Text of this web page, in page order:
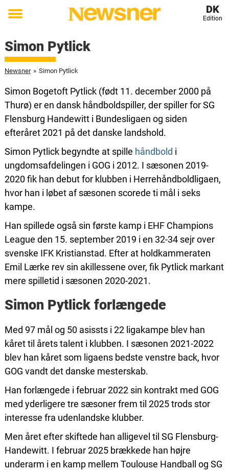
Toggle
DK
Edition
Simon Pytlick
Newsner » Simon Pytlick
Simon Bogetoft Pytlick (født 11. december 2000 på
Thurø) er en dansk håndboldspiller, der spiller for SG
Flensburg Handewitt i Bundesligaen og siden
efteråret 2021 på det danske landshold.
Simon Pytlick begyndte at spille håndbold i
ungdomsafdelingen i GOG i 2012. I sæsonen 2019-
2020 fik han debut for klubben i Herrehåndboldligaen,
hvor han i løbet af sæsonen scorede ti mål i seks
kampe.
Han spillede også sin første kamp i EHF Champions
League den 15. september 2019 i en 32-34 sejr over
svenske IFK Kristianstad. Efter at holdkammeraten
Emil Lærke rev sin akillessene over, fik Pytlick markant
mere spilletid i sæsonen 2020-2021.
Simon Pytlick forlængede
Med 97 mål og 50 asissts i 22 ligakampe blev han
kåret til årets talent i klubben. I sæsonen 2021-2022
blev han kåret som ligaens bedste venstre back, hvor
GOG vandt det danske mesterskab.
Han forlængede i februar 2022 sin kontrakt med GOG
med yderligere tre sæsoner frem til 2025 trods stor
interesse fra udenlandske klubber.
Men året efter skiftede han alligevel til SG Flensburg-
Handewitt. I februar 2025 brækkede han højre
underarm i en kamp mellem Toulouse Handball og SG